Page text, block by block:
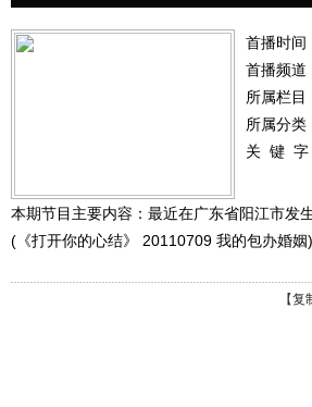
首播时间
首播频道
所属栏目
所属分类
关 键 字
本期节目主要内容：最近在广东省阳江市发
(《打开你的心结》 20110709 我的包办婚姻)
【复